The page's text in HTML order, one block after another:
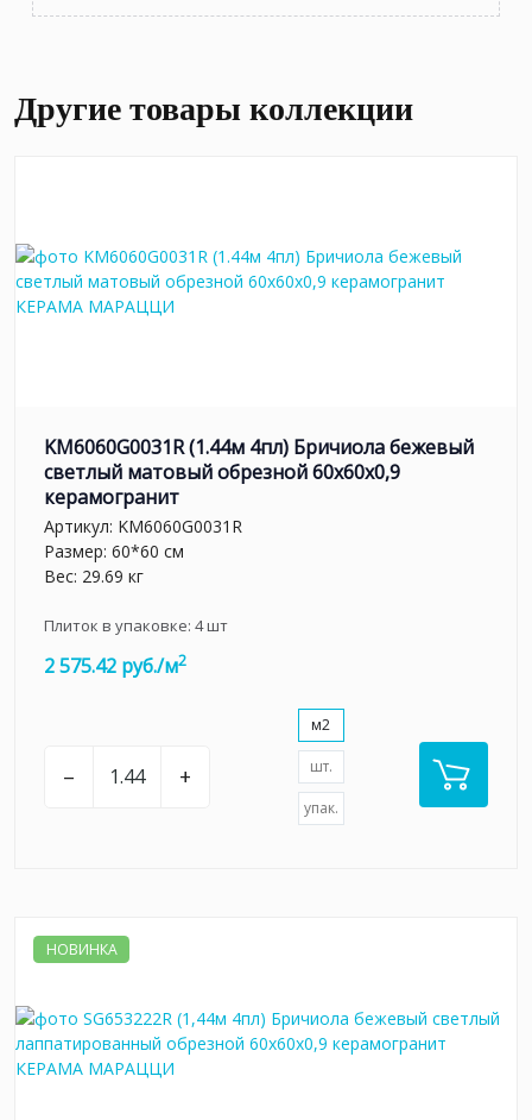
Другие товары коллекции
KM6060G0031R (1.44м 4пл) Бричиола бежевый
светлый матовый обрезной 60x60x0,9
керамогранит
Артикул: KM6060G0031R
Размер: 60*60 см
Вес: 29.69 кг
Плиток в упаковке: 4шт
2 575.42 руб./м2
– +
м2
шт.
упак.
НОВИНКА